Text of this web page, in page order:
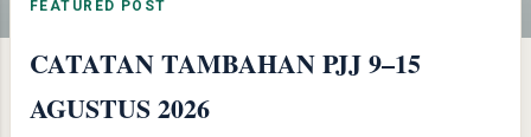
FEATURED POST
CATATAN TAMBAHAN PJJ 9–15
AGUSTUS 2026